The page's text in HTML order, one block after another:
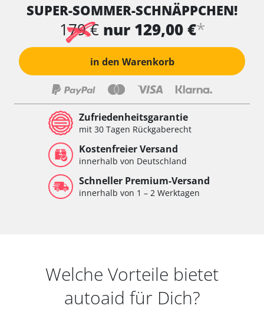
SUPER-SOMMER-SCHNÄPPCHEN!
179 € nur 129,00 €*
in den Warenkorb
Zufriedenheitsgarantie
mit 30 Tagen Rückgaberecht
Kostenfreier Versand
innerhalb von Deutschland
Schneller Premium-Versand
innerhalb von 1 – 2 Werktagen
Welche Vorteile bietet
autoaid für Dich?